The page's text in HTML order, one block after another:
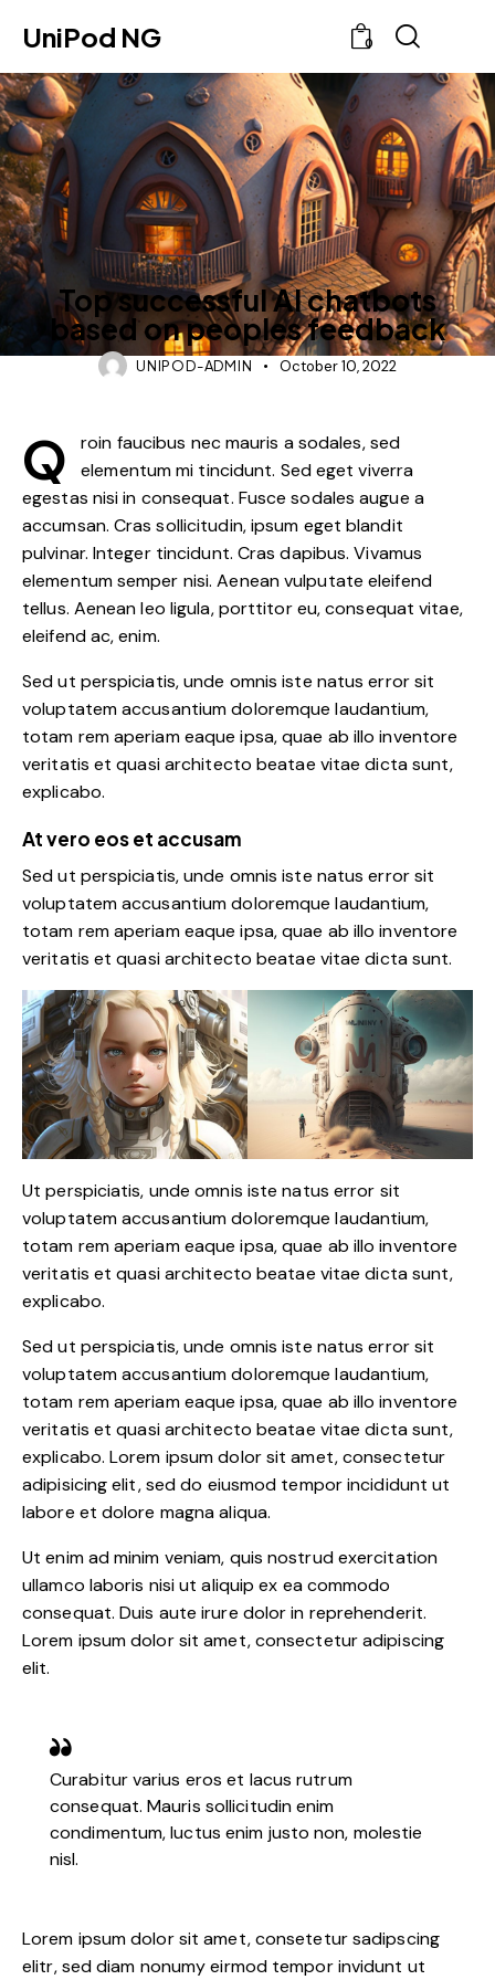
UniPod NG 0
IDEAS
Top successful AI chatbots
based on peoples feedback
UNIPOD-ADMIN October 10, 2022
Q
roin faucibus nec mauris a sodales, sed
elementum mi tincidunt. Sed eget viverra
egestas nisi in consequat. Fusce sodales augue a
accumsan. Cras sollicitudin, ipsum eget blandit
pulvinar. Integer tincidunt. Cras dapibus. Vivamus
elementum semper nisi. Aenean vulputate eleifend
tellus. Aenean leo ligula, porttitor eu, consequat vitae,
eleifend ac, enim.
Sed ut perspiciatis, unde omnis iste natus error sit
voluptatem accusantium doloremque laudantium,
totam rem aperiam eaque ipsa, quae ab illo inventore
veritatis et quasi architecto beatae vitae dicta sunt,
explicabo.
At vero eos et accusam
Sed ut perspiciatis, unde omnis iste natus error sit
voluptatem accusantium doloremque laudantium,
totam rem aperiam eaque ipsa, quae ab illo inventore
veritatis et quasi architecto beatae vitae dicta sunt.
Ut perspiciatis, unde omnis iste natus error sit
voluptatem accusantium doloremque laudantium,
totam rem aperiam eaque ipsa, quae ab illo inventore
veritatis et quasi architecto beatae vitae dicta sunt,
explicabo.
Sed ut perspiciatis, unde omnis iste natus error sit
voluptatem accusantium doloremque laudantium,
totam rem aperiam eaque ipsa, quae ab illo inventore
veritatis et quasi architecto beatae vitae dicta sunt,
explicabo. Lorem ipsum dolor sit amet, consectetur
adipisicing elit, sed do eiusmod tempor incididunt ut
labore et dolore magna aliqua.
Ut enim ad minim veniam, quis nostrud exercitation
ullamco laboris nisi ut aliquip ex ea commodo
consequat. Duis aute irure dolor in reprehenderit.
Lorem ipsum dolor sit amet, consectetur adipiscing
elit.
Curabitur varius eros et lacus rutrum
consequat. Mauris sollicitudin enim
condimentum, luctus enim justo non, molestie
nisl.
Lorem ipsum dolor sit amet, consetetur sadipscing
elitr, sed diam nonumy eirmod tempor invidunt ut